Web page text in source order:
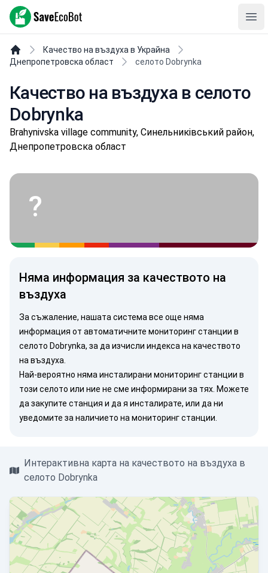
SaveEcoBot
Качество на въздуха в Украйна
Днепропетровска област
селото Dobrynka
Качество на въздуха в селото
Dobrynka
Brahynivska village community, Синельниківський район,
Днепропетровска област
?
Няма информация за качеството на
въздуха
За съжаление, нашата система все още няма
информация от автоматичните мониторинг станции в
селото Dobrynka, за да изчисли индекса на качеството
на въздуха.
Най-вероятно няма инсталирани мониторинг станции в
този селото или ние не сме информирани за тях. Можете
да закупите станция и да я инсталирате, или да ни
уведомите за наличието на мониторинг станции.
Интерактивна карта на качеството на въздуха в
селото Dobrynka